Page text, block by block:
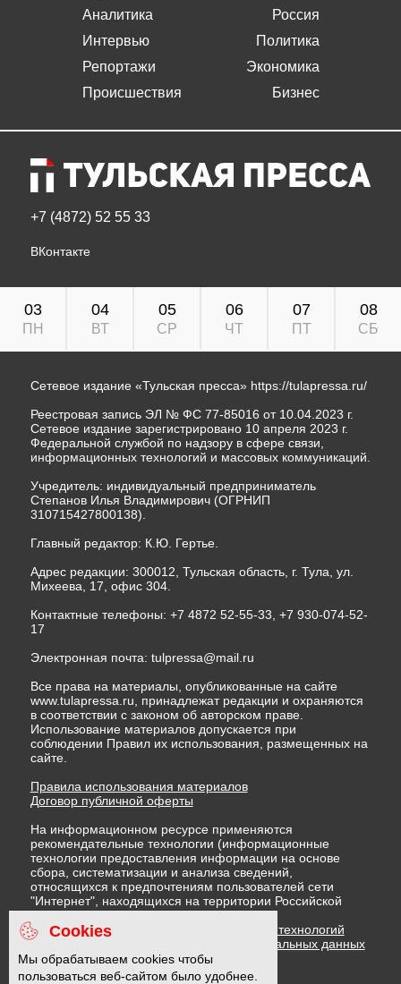
Аналитика
Интервью
Репортажи
Происшествия
Россия
Политика
Экономика
Бизнес
+7 (4872) 52 55 33
ВКонтакте
03
ПН
04
ВТ
05
СР
06
ЧТ
07
ПТ
08
СБ
Сетевое издание «Тульская пресса» https://tulapressa.ru/
Реестровая запись ЭЛ № ФС 77-85016 от 10.04.2023 г.
Сетевое издание зарегистрировано 10 апреля 2023 г.
Федеральной службой по надзору в сфере связи,
информационных технологий и массовых коммуникаций.
Учредитель: индивидуальный предприниматель
Степанов Илья Владимирович (ОГРНИП
310715427800138).
Главный редактор: К.Ю. Гертье.
Адрес редакции: 300012, Тульская область, г. Тула, ул.
Михеева, 17, офис 304.
Контактные телефоны: +7 4872 52-55-33, +7 930-074-52-
17
Электронная почта: tulpressa@mail.ru
Все права на материалы, опубликованные на сайте
www.tulapressa.ru, принадлежат редакции и охраняются
в соответствии с законом об авторском праве.
Использование материалов допускается при
соблюдении Правил их использования, размещенных на
сайте.
Правила использования материалов
Договор публичной оферты
На информационном ресурсе применяются
рекомендательные технологии (информационные
технологии предоставления информации на основе
сбора, систематизации и анализа сведений,
относящихся к предпочтениям пользователей сети
"Интернет", находящихся на территории Российской
Федерации)
Правила применения рекомендательных технологий
Политика в отношении обработки персональных данных
Политика обработки файлов cookie
Cookies
Мы обрабатываем cookies чтобы
пользоваться веб-сайтом было удобнее.